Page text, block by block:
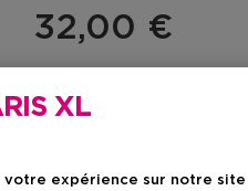
32,00 €
XL
votre expérience sur notre